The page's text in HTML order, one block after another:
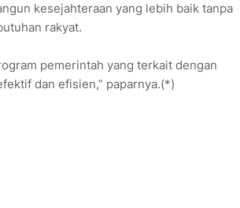
kesejahteraan yang lebih baik tanpa
rakyat.
pemerintah yang terkait dengan
dan efisien,” paparnya.(*)